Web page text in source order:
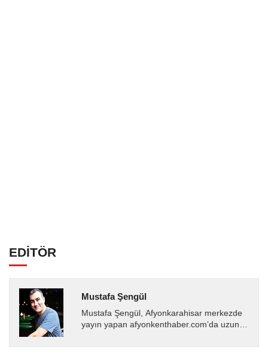
EDİTÖR
Mustafa Şengül
Mustafa Şengül, Afyonkarahisar merkezde
yayın yapan afyonkenthaber.com’da uzun
almakta, haber akışı...